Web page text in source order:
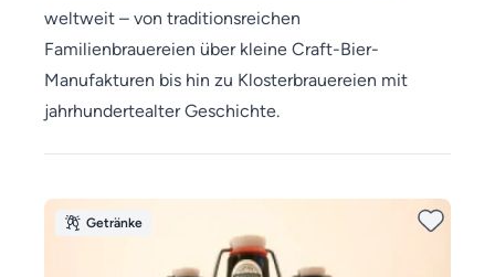
weltweit – von traditionsreichen
Familienbrauereien über kleine Craft-Bier-
Manufakturen bis hin zu Klosterbrauereien mit
jahrhundertealter Geschichte.
Getränke